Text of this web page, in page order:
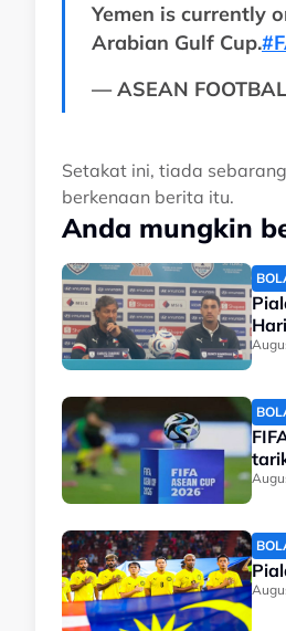
Yemen is currently
Arabian Gulf Cup.
— ASEAN
Setakat ini, tiada
berkenaan berita itu.
Anda mungkin